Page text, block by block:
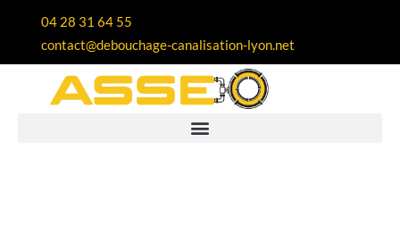
04 28 31 64 55
contact@debouchage-canalisation-lyon.net